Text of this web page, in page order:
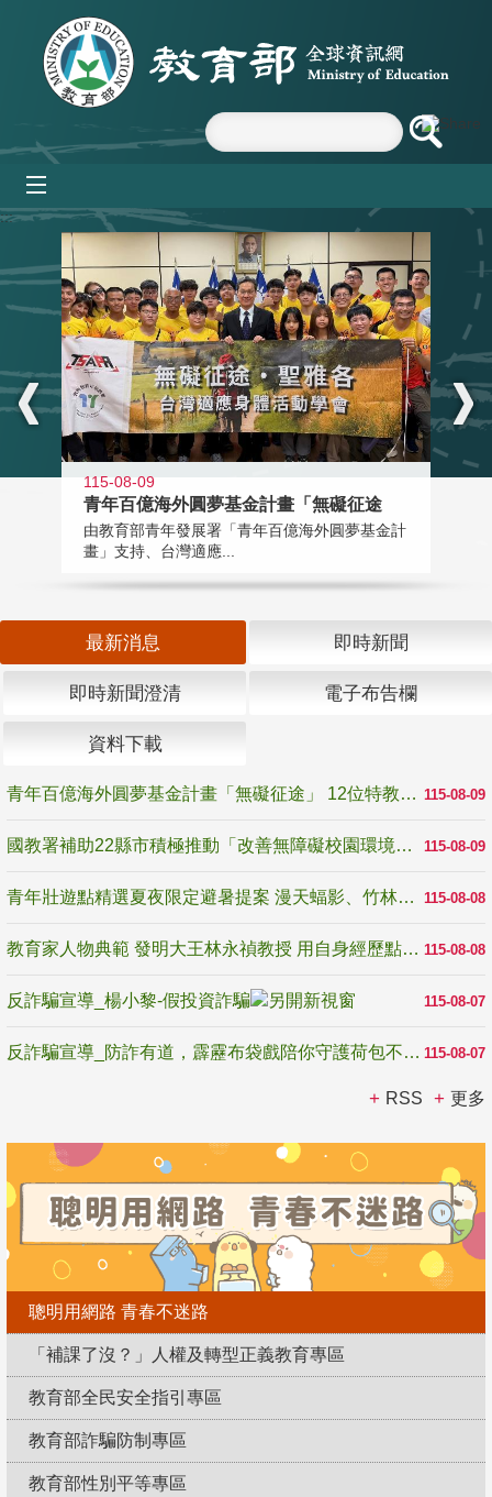
跳到主要內容區塊
:::
115-08-09
青年百億海外圓夢基金計畫「無礙征途
由教育部青年發展署「青年百億海外圓夢基金計
畫」支持、台灣適應...
最新消息 即時新聞
即時新聞澄清 電子布告欄
資料下載
115-08-09
青年百億海外圓夢基金計畫「無礙征途」 12位特教與弱勢青年勇闖西班牙 跨越感官限制見證生命蛻變
115-08-09
國教署補助22縣市積極推動「改善無障礙校園環境計畫」 打造友善、安全、無礙學習空間
115-08-08
青年壯遊點精選夏夜限定避暑提案 漫天蝠影、竹林尋蛙、茶香夜觀 邀青年暮色出發
115-08-08
教育家人物典範 發明大王林永禎教授 用自身經歷點亮學生的路
115-08-07
反詐騙宣導_楊小黎-假投資詐騙
115-08-07
反詐騙宣導_防詐有道，霹靂布袋戲陪你守護荷包不受騙
RSS 更多
聰明用網路 青春不迷路
「補課了沒？」人權及轉型正義教育專區
教育部全民安全指引專區
教育部詐騙防制專區
教育部性別平等專區